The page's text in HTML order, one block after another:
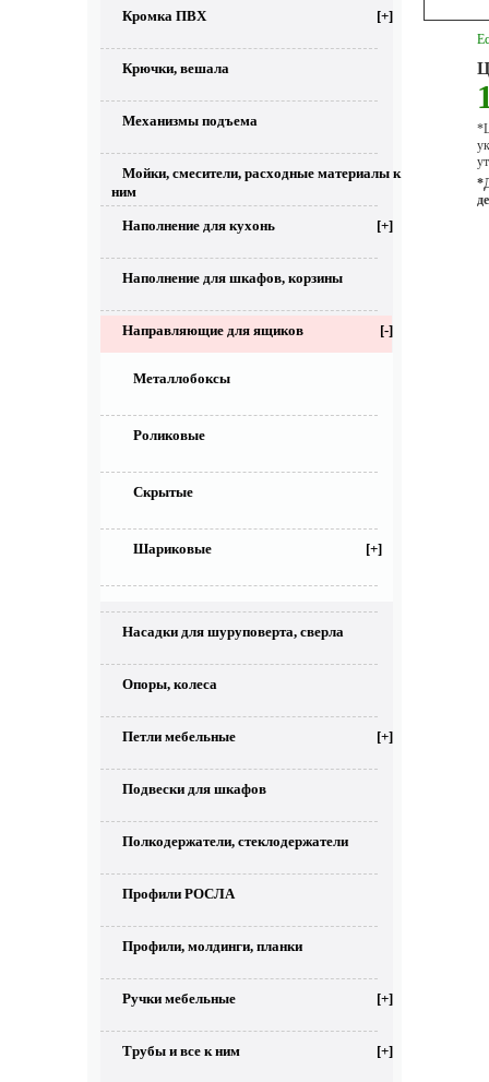
Кромка ПВХ [+]
Крючки, вешала
Механизмы подъема
Мойки, смесители, расходные материалы к
ним
Наполнение для кухонь [+]
Наполнение для шкафов, корзины
Направляющие для ящиков [-]
Металлобоксы
Роликовые
Скрытые
Шариковые [+]
Насадки для шуруповерта, сверла
Опоры, колеса
Петли мебельные [+]
Подвески для шкафов
Полкодержатели, стеклодержатели
Профили РОСЛА
Профили, молдинги, планки
Ручки мебельные [+]
Трубы и все к ним [+]